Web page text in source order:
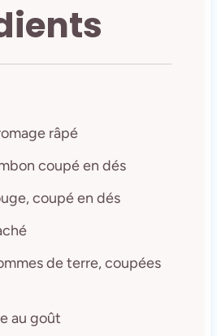
râpé
coupé en dés
coupé en dés
de terre, coupées
au goût